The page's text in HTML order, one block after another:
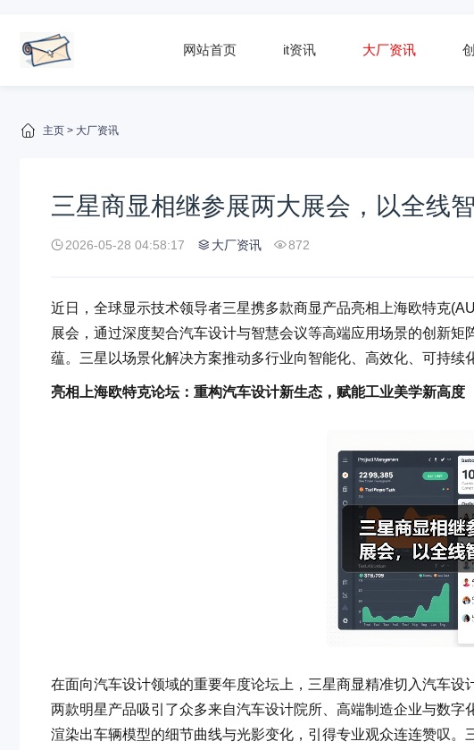
网站首页 it资讯 大厂资讯
主页 > 大厂资讯
三星商显相继参展两大展会，以全线
2026-05-28 04:58:17 大厂资讯 872
近日，全球显示技术领导者三星携多款商显产品亮相上海欧特克
展会，通过深度契合汽车设计与智慧会议等高端应用场景的创新
蕴。三星以场景化解决方案推动多行业向智能化、高效化、可持续
亮相上海欧特克论坛：重构汽车设计新生态，赋能工业美学新高度
在面向汽车设计领域的重要年度论坛上，三星商显精准切入汽车
两款明星产品吸引了众多来自汽车设计院所、高端制造企业与数
渲染出车辆模型的细节曲线与光影变化，引得专业观众连连赞叹